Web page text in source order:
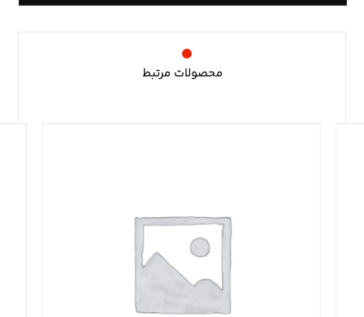
محصولات مرتبط